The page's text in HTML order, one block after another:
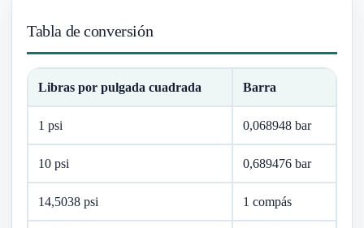
Tabla de conversión
Libras por pulgada cuadrada Barra
1 psi 0,068948 bar
10 psi 0,689476 bar
14,5038 psi 1 compás